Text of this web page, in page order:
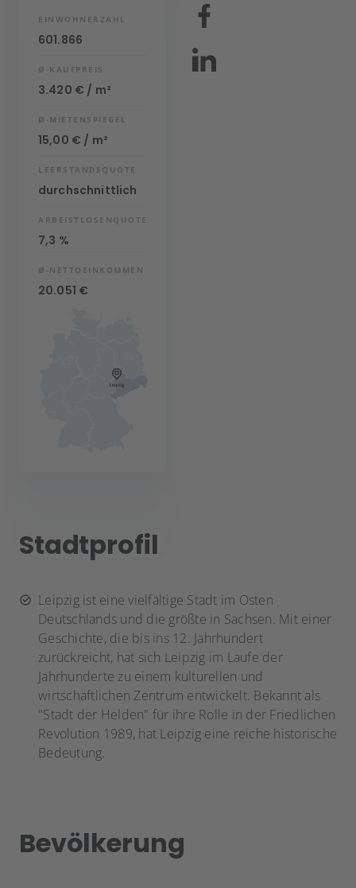
EINWOHNERZAHL
601.866
Ø-KAUFPREIS
3.420 € / m²
Ø-MIETENSPIEGEL
15,00 € / m²
LEERSTANDSQUOTE
durchschnittlich
ARBEISTLOSENQUOTE
7,3 %
Ø-NETTOEINKOMMEN
20.051 €
Stadtprofil
Leipzig ist eine vielfältige Stadt im Osten
Deutschlands und die größte in Sachsen. Mit einer
Geschichte, die bis ins 12. Jahrhundert
zurückreicht, hat sich Leipzig im Laufe der
Jahrhunderte zu einem kulturellen und
wirtschaftlichen Zentrum entwickelt. Bekannt als
"Stadt der Helden" für ihre Rolle in der Friedlichen
Revolution 1989, hat Leipzig eine reiche historische
Bedeutung.
Bevölkerung